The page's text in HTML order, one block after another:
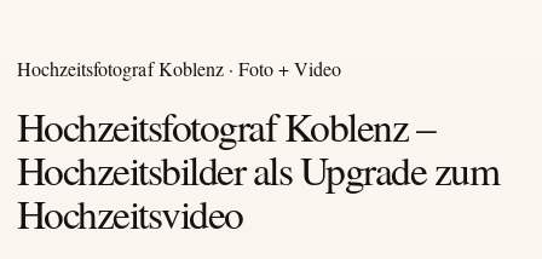
Hochzeitsfotograf Koblenz · Foto + Video
Hochzeitsfotograf Koblenz –
Hochzeitsbilder als Upgrade zum
Hochzeitsvideo